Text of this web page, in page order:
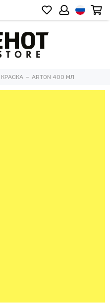
КРАСКА ARTON 400 МЛ